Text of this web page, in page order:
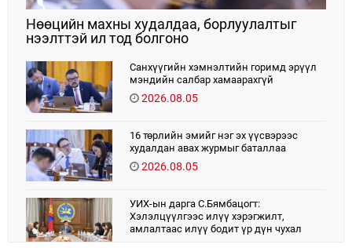
Нөөцийн махны худалдаа, борлуулалтыг
нээлттэй ил тод болгоно
Санхүүгийн хэмнэлтийн горимд эрүүл
мэндийн салбар хамаарахгүй
2026.08.05
16 төрлийн эмийг нэг эх үүсвэрээс
худалдан авах журмыг баталлаа
2026.08.05
УИХ-ын дарга С.Бямбацогт:
Хэлэлцүүлгээс илүү хэрэгжилт,
амлалтаас илүү бодит үр дүн чухал